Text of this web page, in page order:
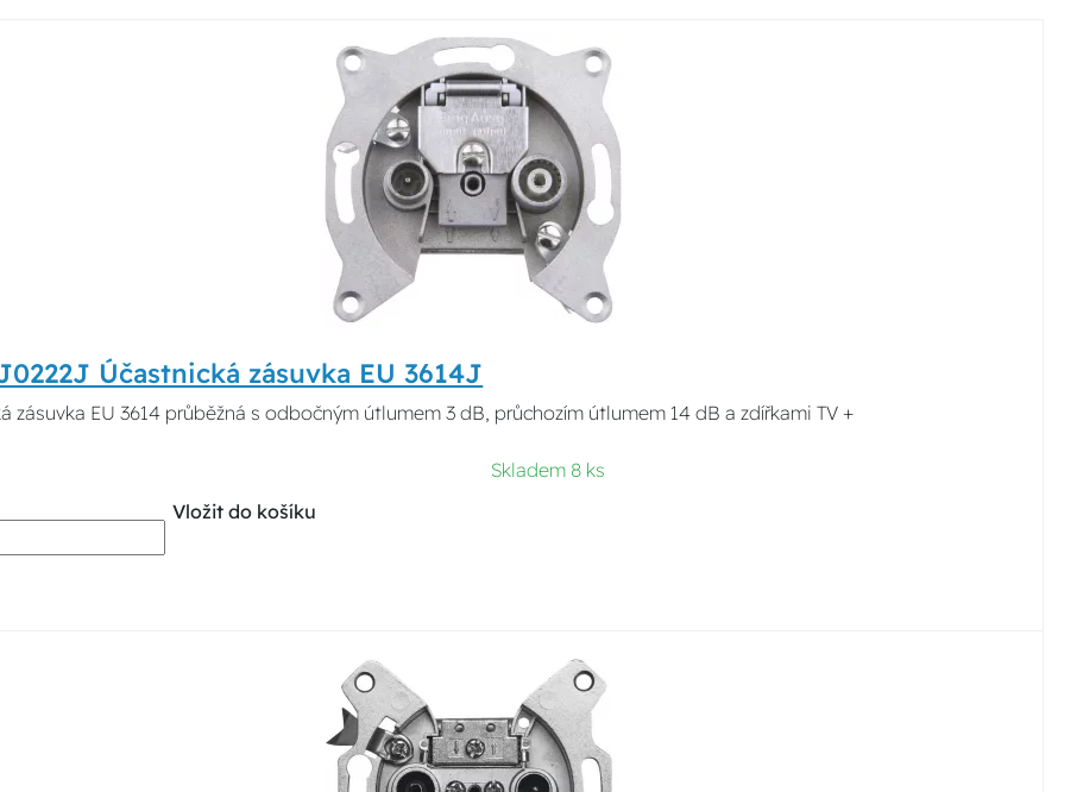
Účastnická zásuvka EU 3614J
zásuvka EU 3614 průběžná s odbočným útlumem 3 dB, průchozím útlumem 14 dB a zdířkami TV +
Skladem 8 ks
Vložit do košíku